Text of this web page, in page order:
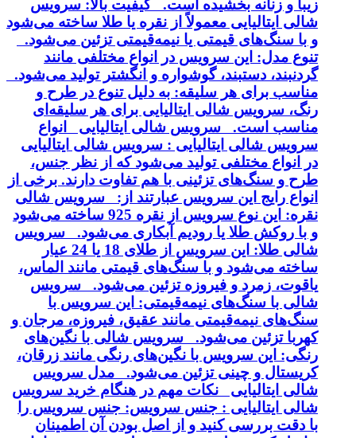
زیبا و زنانه بخشیده است. کیفیت بالا: سرویس
شالی ایتالیایی معمولاً از نقره یا طلا ساخته می‌شود
و با سنگ‌های قیمتی یا نیمه‌قیمتی تزئین می‌شود.
تنوع مدل: این سرویس در انواع مختلفی مانند
گردنبند، دستبند، گوشواره و انگشتر تولید می‌شود.
مناسب برای هر سلیقه: به دلیل تنوع در طرح و
رنگ، سرویس شالی ایتالیایی برای هر سلیقه‌ای
مناسب است. سرویس شالی ایتالیایی انواع
سرویس شالی ایتالیایی : سرویس شالی ایتالیایی
در انواع مختلفی تولید می‌شود که از نظر جنس،
طرح و سنگ‌های تزئینی با هم تفاوت دارند. برخی از
انواع رایج این سرویس عبارتند از: سرویس شالی
نقره: این نوع سرویس از نقره 925 ساخته می‌شود
و با روکش طلا یا رودیم آبکاری می‌شود. سرویس
شالی طلا: این سرویس از طلای 18 یا 24 عیار
ساخته می‌شود و با سنگ‌های قیمتی مانند الماس،
یاقوت، زمرد و فیروزه تزئین می‌شود. سرویس
شالی با سنگ‌های نیمه‌قیمتی: این سرویس با
سنگ‌های نیمه‌قیمتی مانند عقیق، فیروزه، مرجان و
کهربا تزئین می‌شود. سرویس شالی با نگین‌های
رنگی: این سرویس با نگین‌های رنگی مانند زرقان،
کریستال و چینی تزئین می‌شود. مدل سرویس
شالی ایتالیایی نکات مهم در هنگام خرید سرویس
شالی ایتالیایی : جنس سرویس: جنس سرویس را
با دقت بررسی کنید و از اصل بودن آن اطمینان